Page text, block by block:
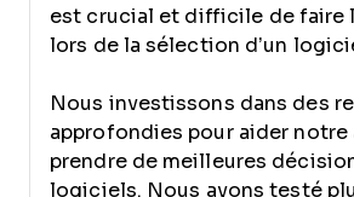
est crucial et difficile de faire
lors de la sélection d’un
Nous investissons dans des
approfondies pour aider notre
prendre de meilleures
logiciels. Nous avons testé